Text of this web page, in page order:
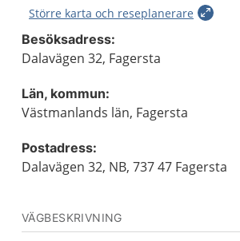
Större karta och reseplanerare
Besöksadress:
Dalavägen 32, Fagersta
Län, kommun:
Västmanlands län, Fagersta
Postadress:
Dalavägen 32, NB, 737 47 Fagersta
VÄGBESKRIVNING